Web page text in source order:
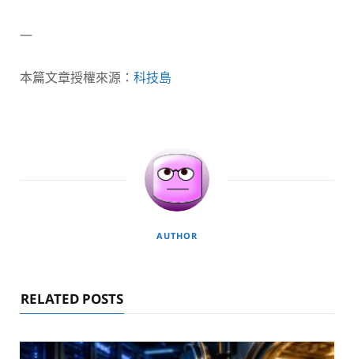
—
本篇文章授權來源： 科技島
AUTHOR
RELATED POSTS